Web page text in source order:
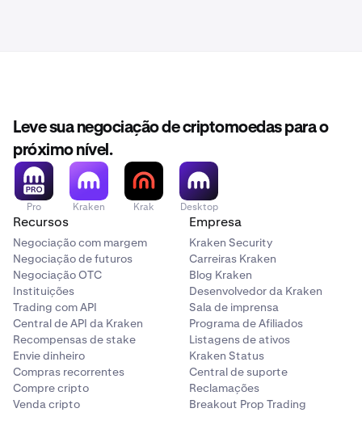
Leve sua negociação de criptomoedas para o
próximo nível.
Pro Kraken Krak Desktop
Recursos
Negociação com margem
Negociação de futuros
Negociação OTC
Instituições
Trading com API
Central de API da Kraken
Recompensas de stake
Envie dinheiro
Compras recorrentes
Compre cripto
Venda cripto
Empresa
Kraken Security
Carreiras Kraken
Blog Kraken
Desenvolvedor da Kraken
Sala de imprensa
Programa de Afiliados
Listagens de ativos
Kraken Status
Central de suporte
Reclamações
Breakout Prop Trading